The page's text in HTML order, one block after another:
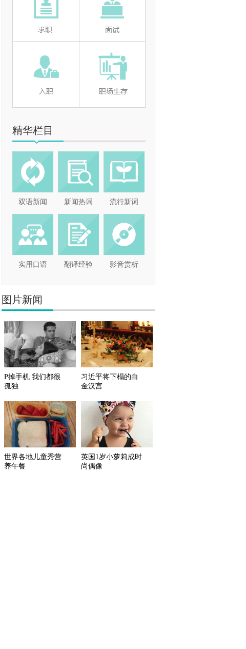
精华栏目
双语新闻 新闻热词 流行新词
实用口语 翻译经验 影音赏析
图片新闻
P掉手机 我们都很
孤独
习近平将下榻的白
金汉宫
世界各地儿童秀营
养午餐
英国1岁小萝莉成时
尚偶像